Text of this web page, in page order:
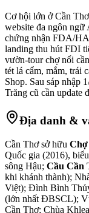
Cơ hội lớn ở Cần
website đa ngôn ngữ
chứng nhận FDA/
landing thu hút FDI
vườn-tour chợ nổi
tét lá cẩm, mắm, trái
Shop. Sau sáp nhập
Trăng cũ cần update
Địa danh &
Cần Thơ sở hữu Chợ
Quốc gia (2016),
sông Hậu; Cầu Cần
khi khánh thành);
Việt); Đình Bình
(lớn nhất ĐBSCL);
Cần Thơ; Chùa